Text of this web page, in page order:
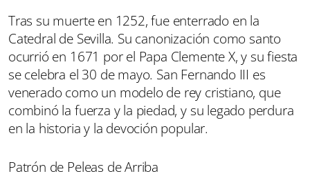
Tras su muerte en 1252, fue enterrado en la
Catedral de Sevilla. Su canonización como santo
ocurrió en 1671 por el Papa Clemente X, y su fiesta
se celebra el 30 de mayo. San Fernando III es
venerado como un modelo de rey cristiano, que
combinó la fuerza y la piedad, y su legado perdura
en la historia y la devoción popular.
Patrón de Peleas de Arriba